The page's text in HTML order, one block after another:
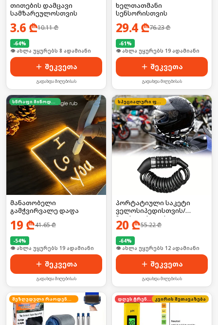
თითების დამცავი
სამზარეულოსთვის
3.6 ₾10.11₾
-64%
🛒 ბოლო 24სთ-ში იყიდა 15-მა
შეკვეთა
გადახდა მიღებისას
ხელთათმანი
სენსორისთვის
29.4₾76.23₾
-61%
🛒 ბოლო 24სთ-ში იყიდა 2-მა
შეკვეთა
გადახდა მიღებისას
მანათობელი
გამჭვირვალე დაფა
19 ₾41.65₾
-54%
🛒 ბოლო 24სთ-ში იყიდა 26-მა
შეკვეთა
გადახდა მიღებისას
პორტატიული საკეტი
ველოსიპედისთვის/
ჩაფხუტისთვის
20₾55.22₾
-64%
🛒 ბოლო 24სთ-ში იყიდა 18-მა
შეკვეთა
გადახდა მიღებისას
კვირის შეთავაზება